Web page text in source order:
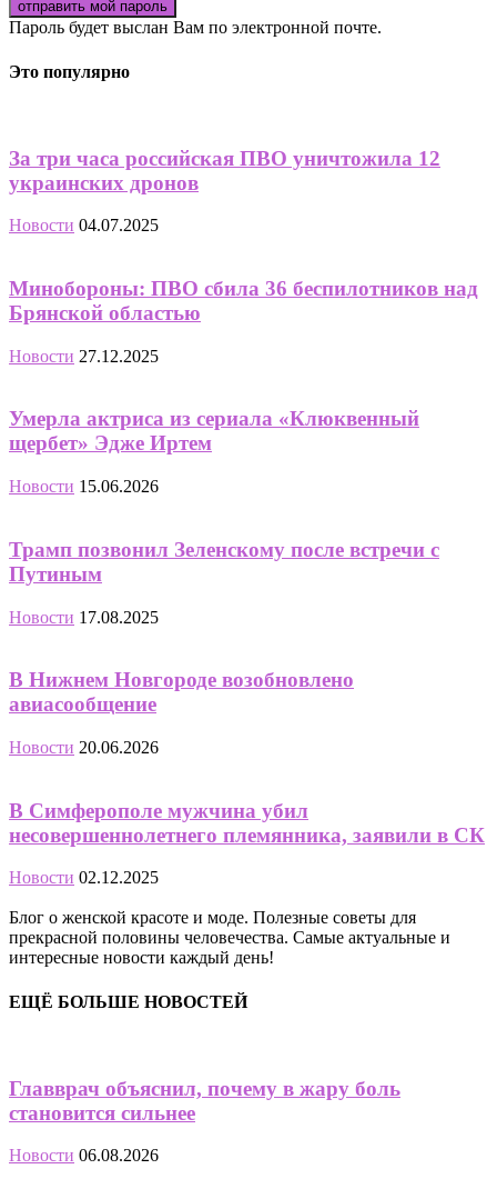
Пароль будет выслан Вам по электронной почте.
Это популярно
За три часа российская ПВО уничтожила 12
украинских дронов
Новости 04.07.2025
Минобороны: ПВО сбила 36 беспилотников над
Брянской областью
Новости 27.12.2025
Умерла актриса из сериала «Клюквенный
щербет» Эдже Иртем
Новости 15.06.2026
Трамп позвонил Зеленскому после встречи с
Путиным
Новости 17.08.2025
В Нижнем Новгороде возобновлено
авиасообщение
Новости 20.06.2026
В Симферополе мужчина убил
несовершеннолетнего племянника, заявили в СК
Новости 02.12.2025
Блог о женской красоте и моде. Полезные советы для
прекрасной половины человечества. Самые актуальные и
интересные новости каждый день!
ЕЩЁ БОЛЬШЕ НОВОСТЕЙ
Главврач объяснил, почему в жару боль
становится сильнее
Новости 06.08.2026